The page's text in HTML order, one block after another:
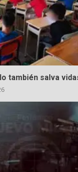
Los Pastores:
resiste al paso del
6 de agosto de 2026
asume la
parroquia de Guarapo
5 de agosto de 2026
FISCALÍA GENERAL
FORTALECE LA
LEGALIDAD CON LA
TRANSFERENCIA DE
FUEGO A LA
también salva